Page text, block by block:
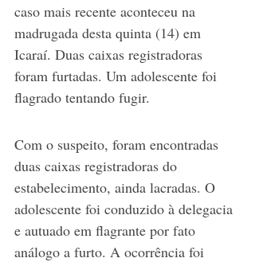
caso mais recente aconteceu na
madrugada desta quinta (14) em
Icaraí. Duas caixas registradoras
foram furtadas. Um adolescente foi
flagrado tentando fugir.
Com o suspeito, foram encontradas
duas caixas registradoras do
estabelecimento, ainda lacradas. O
adolescente foi conduzido à delegacia
e autuado em flagrante por fato
análogo a furto. A ocorrência foi